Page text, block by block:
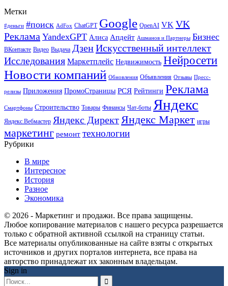
Метки
#деньги #поиск AdFox ChatGPT Google OpenAI VK VK
Реклама YandexGPT Алиса Апдейт Ашманов и Партнеры Бизнес
ВКонтакте Видео Выдача ДзенИскусственный интеллект
Исследования Маркетплейс Недвижимость Нейросети
Новости компаний Обновления Объявления Отзывы Пресс-
релизы Приложения ПромоСтраницы РСЯ Рейтинги Реклама
Смартфоны Строительство Товары Финансы Чат-боты Яндекс
Яндекс.Вебмастер Яндекс Директ Яндекс Маркет игры
маркетинг ремонт технологии
Рубрики
В мире
Интересное
История
Разное
Экономика
© 2026 - Маркетинг и продажи. Все права защищены.
Любое копирование материалов с нашего ресурса разрешается
только с обратной активной ссылкой на страницу статьи.
Все материалы опубликованные на сайте взяты с открытых
источников и других порталов интернета, все права на
авторство принадлежат их законным владельцам.
Sign in